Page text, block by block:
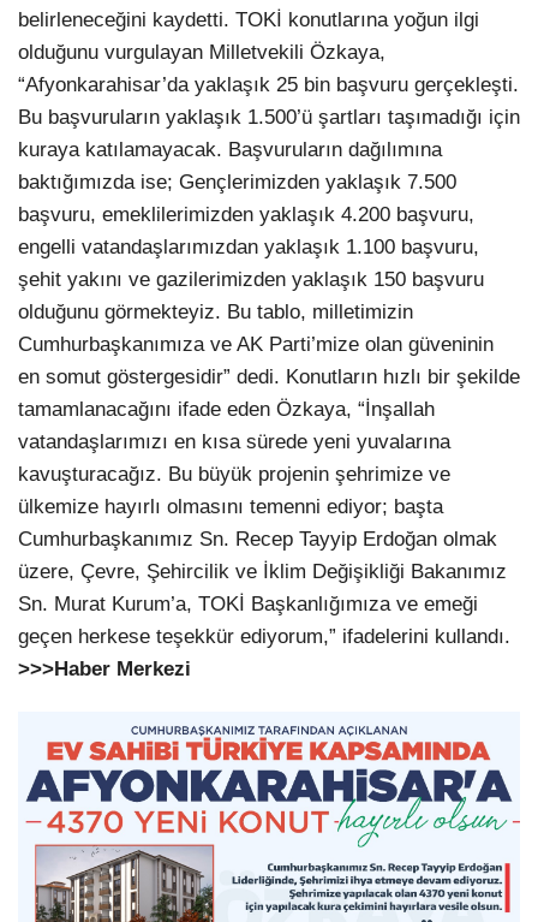
belirleneceğini kaydetti. TOKİ konutlarına yoğun ilgi
olduğunu vurgulayan Milletvekili Özkaya,
“Afyonkarahisar’da yaklaşık 25 bin başvuru gerçekleşti.
Bu başvuruların yaklaşık 1.500’ü şartları taşımadığı için
kuraya katılamayacak. Başvuruların dağılımına
baktığımızda ise; Gençlerimizden yaklaşık 7.500
başvuru, emeklilerimizden yaklaşık 4.200 başvuru,
engelli vatandaşlarımızdan yaklaşık 1.100 başvuru,
şehit yakını ve gazilerimizden yaklaşık 150 başvuru
olduğunu görmekteyiz. Bu tablo, milletimizin
Cumhurbaşkanımıza ve AK Parti’mize olan güveninin
en somut göstergesidir” dedi. Konutların hızlı bir şekilde
tamamlanacağını ifade eden Özkaya, “İnşallah
vatandaşlarımızı en kısa sürede yeni yuvalarına
kavuşturacağız. Bu büyük projenin şehrimize ve
ülkemize hayırlı olmasını temenni ediyor; başta
Cumhurbaşkanımız Sn. Recep Tayyip Erdoğan olmak
üzere, Çevre, Şehircilik ve İklim Değişikliği Bakanımız
Sn. Murat Kurum’a, TOKİ Başkanlığımıza ve emeği
geçen herkese teşekkür ediyorum,” ifadelerini kullandı.
>>>Haber Merkezi